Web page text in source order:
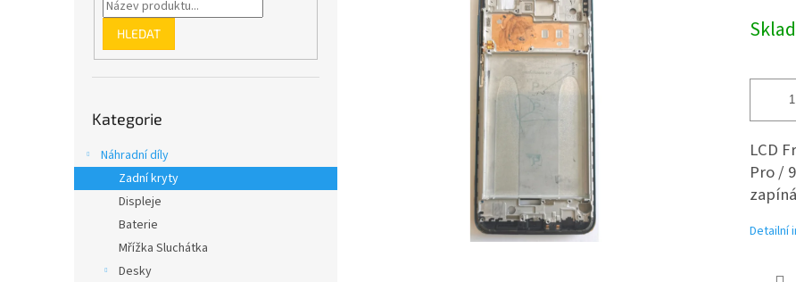
l
HLEDAT
kategorie
Kategorie
Náhradní díly
Zadní kryty
Displeje
Baterie
Mřížka Sluchátka
Desky
cena:
LCD
Pro /
Detailní